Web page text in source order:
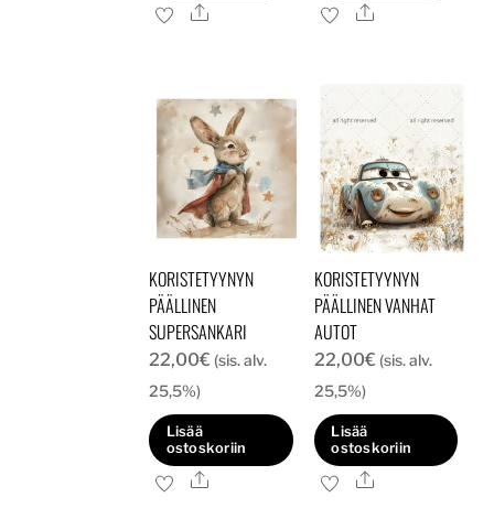
Ale Ale
KORISTETYYNYN
PÄÄLLINEN
SUPERSANKARI
22,00€ (sis. alv.
25,5%)
Lisää
ostoskoriin
Ale
KORISTETYYNYN
PÄÄLLINEN VANHAT
AUTOT
22,00€ (sis. alv.
25,5%)
Lisää
ostoskoriin
Ale